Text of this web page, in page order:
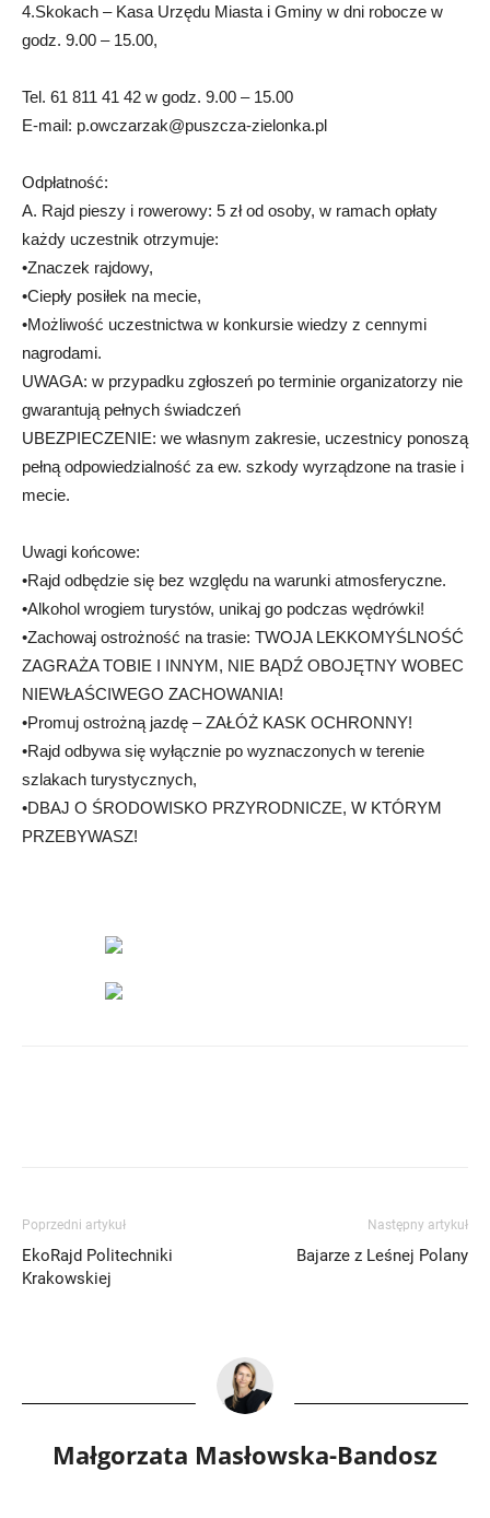
4.Skokach – Kasa Urzędu Miasta i Gminy w dni robocze w
godz. 9.00 – 15.00,
Tel. 61 811 41 42 w godz. 9.00 – 15.00
E-mail: p.owczarzak@puszcza-zielonka.pl
Odpłatność:
A. Rajd pieszy i rowerowy: 5 zł od osoby, w ramach opłaty
każdy uczestnik otrzymuje:
•Znaczek rajdowy,
•Ciepły posiłek na mecie,
•Możliwość uczestnictwa w konkursie wiedzy z cennymi
nagrodami.
UWAGA: w przypadku zgłoszeń po terminie organizatorzy nie
gwarantują pełnych świadczeń
UBEZPIECZENIE: we własnym zakresie, uczestnicy ponoszą
pełną odpowiedzialność za ew. szkody wyrządzone na trasie i
mecie.
Uwagi końcowe:
•Rajd odbędzie się bez względu na warunki atmosferyczne.
•Alkohol wrogiem turystów, unikaj go podczas wędrówki!
•Zachowaj ostrożność na trasie: TWOJA LEKKOMYŚLNOŚĆ
ZAGRAŻA TOBIE I INNYM, NIE BĄDŹ OBOJĘTNY WOBEC
NIEWŁAŚCIWEGO ZACHOWANIA!
•Promuj ostrożną jazdę – ZAŁÓŻ KASK OCHRONNY!
•Rajd odbywa się wyłącznie po wyznaczonych w terenie
szlakach turystycznych,
•DBAJ O ŚRODOWISKO PRZYRODNICZE, W KTÓRYM
PRZEBYWASZ!
Poprzedni artykuł
EkoRajd Politechniki
Krakowskiej
Następny artykuł
Bajarze z Leśnej Polany
Małgorzata Masłowska-Bandosz